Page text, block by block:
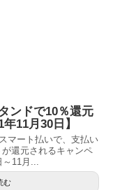
ンドで10％還元
11月30日】
マート払いで、支払い
還元されるキャンペ
～11月...
む